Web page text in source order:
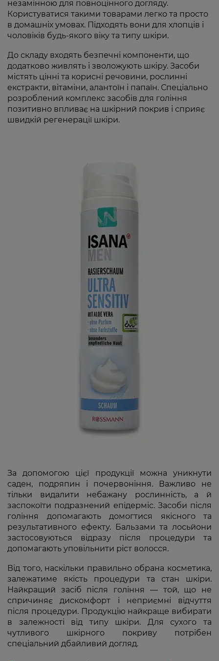
незамінною для повноцінного догляду.
Користуватися такими товарами легко та просто
в домашніх умовах. Підходять вони для хлопців і
чоловіків будь-якого віку та типу шкіри.
До складу входять безпечні компоненти, що
додатково живлять і зволожують шкіру. Засоби
містять цінні та корисні речовини, рослинні
екстракти, вітаміни, алантоїн і папаїн. Спеціально
розроблений комплекс засобів для гоління
позитивно впливає на шкірний покрив і сприяє
швидкій регенерації шкіри.
За допомогою цієї продукції можна уникнути
саден, подряпин і почервоніння. Важливо не
тільки видалити небажану рослинність, а й
заспокоїти подразнений епідерміс. Засоби після
гоління допомагають домогтися якісного та
результативного ефекту. Бальзами та лосьйони
застосовуються відразу після процедури та
допомагають уповільнити ріст волосся.
Від того, наскільки правильно обрана косметика,
залежатиме якість процедури та стан шкіри.
Найкращий засіб після гоління — той, що не
спричиняє дискомфорт і неприємні відчуття
після процедури. Продукцію найкраще вибирати
в залежності від типу шкіри. Для сухого та
чутливого шкірного покриву потрібен
спеціальний дбайливий догляд.